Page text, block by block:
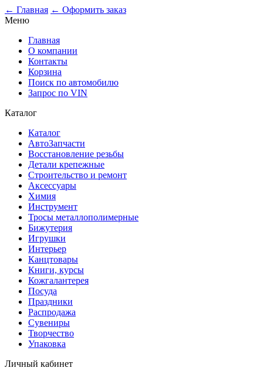
← Главная ← Оформить заказ
Меню
Главная
О компании
Контакты
Корзина
Поиск по автомобилю
Запрос по VIN
Каталог
Каталог
АвтоЗапчасти
Восстановление резьбы
Детали крепежные
Строительство и ремонт
Аксессуары
Химия
Инструмент
Тросы металлополимерные
Бижутерия
Игрушки
Интерьер
Канцтовары
Книги, курсы
Кожгалантерея
Посуда
Праздники
Распродажа
Сувениры
Творчество
Упаковка
Личный кабинет